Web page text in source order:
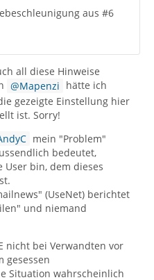
aus #6
all diese Hinweise
Mapenzi hätte ich
gezeigte Einstellung hier
ist. Sorry!
mein "Problem"
bedeutet,
bin, dem dieses
(UseNet) berichtet
und niemand
nicht bei Verwandten vor
gesessen
Situation wahrscheinlich